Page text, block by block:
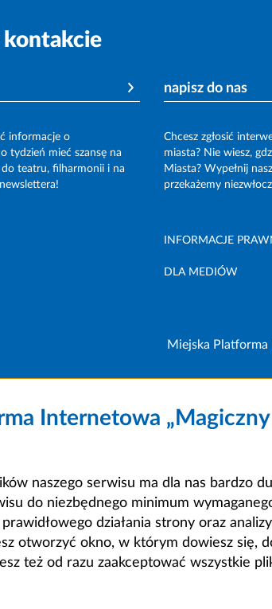
kontakcie
informacje o
tydzień mieć szansę na
teatru, filharmonii i na
napisz do nas
Chcesz zgłosić
miasta? Nie wiesz,
Miasta? Wypełnij
przekażemy
INFORMACJE
DLA MEDIÓW
Miejska
Internetowa
naszego serwisu ma dla nas bardzo
do niezbędnego minimum
działania strony oraz
otworzyć okno, w którym dowiesz się,
też od razu zaakceptować wszystkie